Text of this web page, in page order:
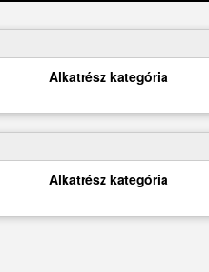
Alkatrész kategória
Alkatrész kategória